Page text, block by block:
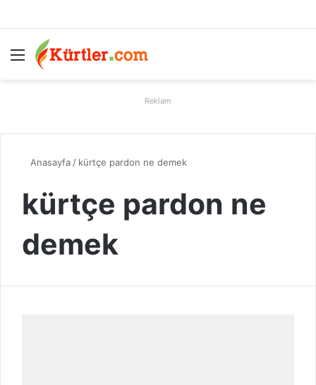
Menü
Reklam
Anasayfa / kürtçe pardon ne demek
kürtçe pardon ne
demek